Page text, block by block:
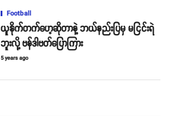
Football
ယူနိုက်တက်ဟေ့ဆိုတာနဲ့ ဘယ်နည်းပြမှ မငြင်းရဲ
ဘူးလို့ ဗန်ဒါဗတ်ပြောကြား
5 years ago